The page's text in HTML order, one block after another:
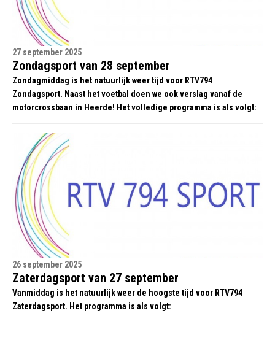
27 september 2025
Zondagsport van 28 september
Zondagmiddag is het natuurlijk weer tijd voor RTV794
Zondagsport. Naast het voetbal doen we ook verslag vanaf de
motorcrossbaan in Heerde! Het volledige programma is als volgt:
26 september 2025
Zaterdagsport van 27 september
Vanmiddag is het natuurlijk weer de hoogste tijd voor RTV794
Zaterdagsport. Het programma is als volgt: